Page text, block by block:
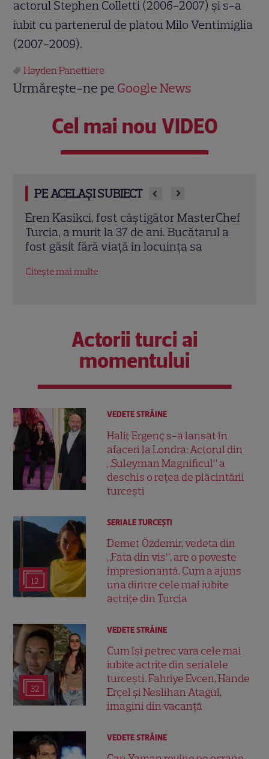
actorul Stephen Colletti (2006-2007) şi s-a
iubit cu partenerul de platou Milo Ventimiglia
(2007-2009).
Hayden Panettiere
Urmărește-ne pe Google News
Cel mai nou VIDEO
PE ACELAȘI SUBIECT
Trei cupluri revin la „Insula Iubirii –
Reuniuni”. Ce se întâmplă când se
întâlnesc din nou cu Radu Vâlcan
Citește mai multe
Actorii turci ai
momentului
VEDETE STRĂINE
Halit Ergenç s-a lansat în
afaceri la Londra: Actorul din
„Suleyman Magnificul” a
deschis o rețea de plăcintării
turcești
12
SERIALE TURCEŞTI
Demet Özdemir, vedeta din
„Fata din vis”, are o poveste
impresionantă. Cum a ajuns
una dintre cele mai iubite
actrițe din Turcia
32
VEDETE STRĂINE
Cum își petrec vara cele mai
iubite actrițe din serialele
turcești. Fahriye Evcen, Hande
Erçel și Neslihan Atagül,
imagini din vacanță
VEDETE STRĂINE